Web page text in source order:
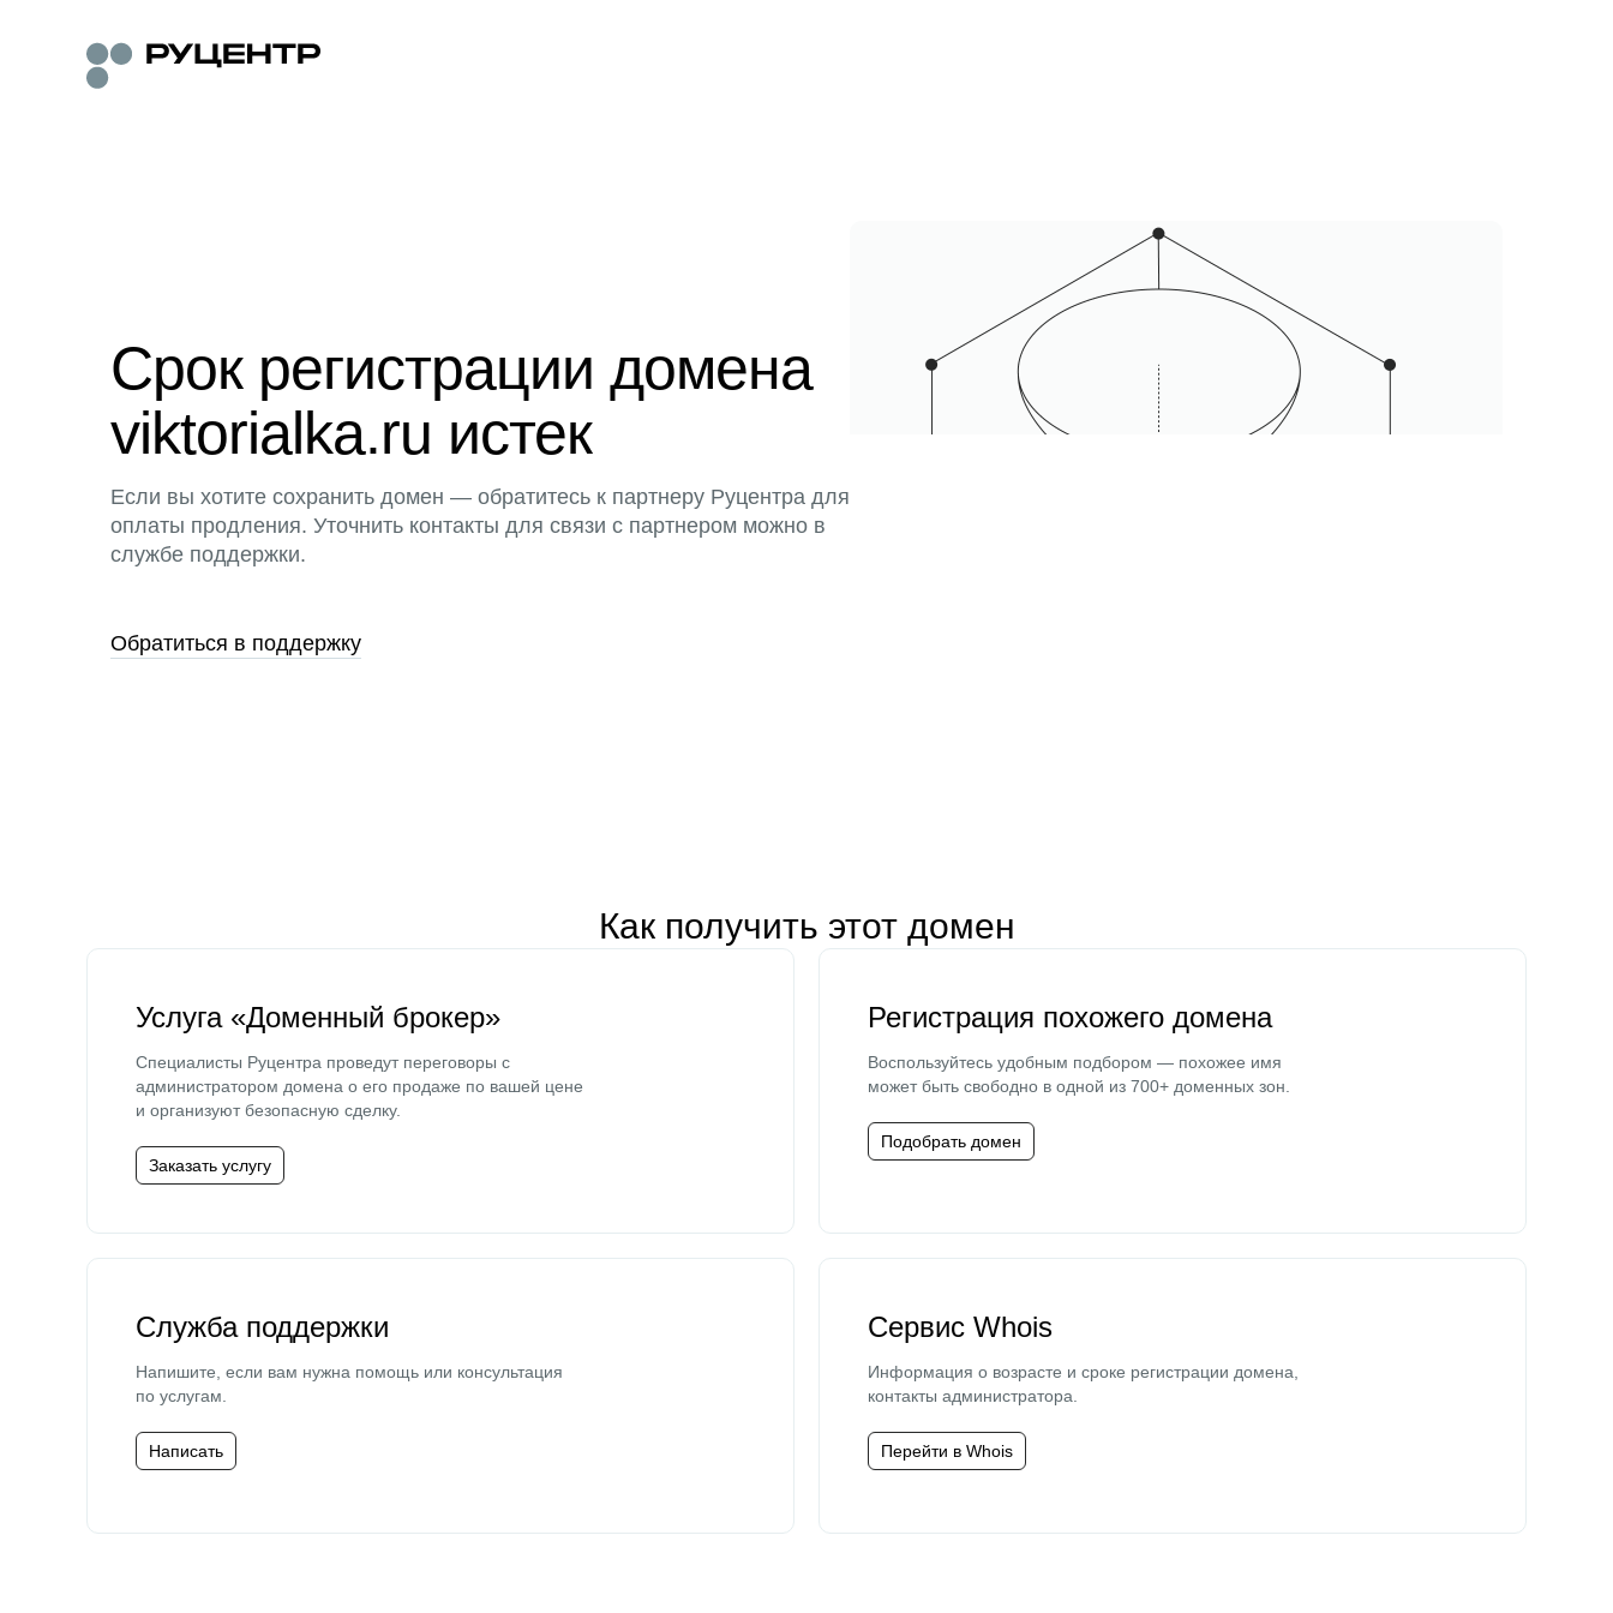
Срок регистрации домена
viktorialka.ru истек
Если вы хотите сохранить домен — обратитесь к партнеру Руцентра для
оплаты продления. Уточнить контакты для связи с партнером можно в
службе поддержки.
Обратиться в поддержку
Как получить этот домен
Услуга «Доменный брокер»
Специалисты Руцентра проведут переговоры с
администратором домена о его продаже по вашей цене
и организуют безопасную сделку.
Заказать услугу
Регистрация похожего домена
Воспользуйтесь удобным подбором — похожее имя
может быть свободно в одной из 700+ доменных зон.
Подобрать домен
Служба поддержки
Напишите, если вам нужна помощь или консультация
по услугам.
Написать
Сервис Whois
Информация о возрасте и сроке регистрации домена,
контакты администратора.
Перейти в Whois